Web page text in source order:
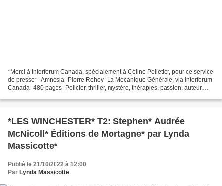
*Merci à Interforum Canada, spécialement à Céline Pelletier, pour ce service
de presse* -Amnésia -Pierre Rehov -La Mécanique Générale, via Interforum
Canada -480 pages -Policier, thriller, mystère, thérapies, passion, auteur,
*LES WINCHESTER* T2: Stephen* Audrée
McNicoll* Éditions de Mortagne* par Lynda
Massicotte*
Publié le 21/10/2022 à 12:00
Par Lynda Massicotte